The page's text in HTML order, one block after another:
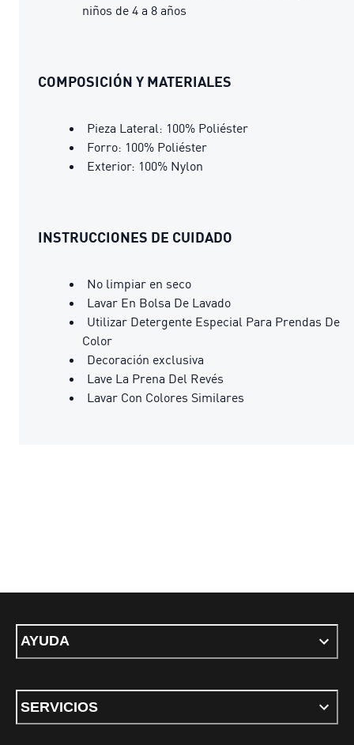
niños de 4 a 8 años
COMPOSICIÓN Y MATERIALES
Pieza Lateral: 100% Poliéster
Forro: 100% Poliéster
Exterior: 100% Nylon
INSTRUCCIONES DE CUIDADO
No limpiar en seco
Lavar En Bolsa De Lavado
Utilizar Detergente Especial Para Prendas De
Color
Decoración exclusiva
Lave La Prena Del Revés
Lavar Con Colores Similares
AYUDA
SERVICIOS